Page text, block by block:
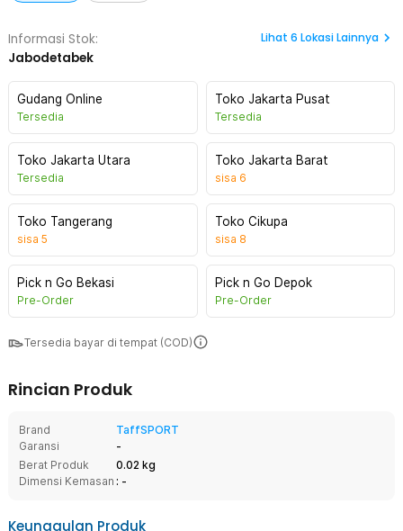
Informasi Stok:
Jabodetabek
Lihat 6 Lokasi Lainnya
Gudang Online
Tersedia
Toko Jakarta Pusat
Tersedia
Toko Jakarta Utara
Tersedia
Toko Jakarta Barat
sisa 6
Toko Tangerang
sisa 5
Toko Cikupa
sisa 8
Pick n Go Bekasi
Pre-Order
Pick n Go Depok
Pre-Order
Tersedia bayar di tempat (COD)
Rincian Produk
Brand
TaffSPORT
Garansi
-
Berat Produk
0.02 kg
Dimensi Kemasan : -
Keunggulan Produk